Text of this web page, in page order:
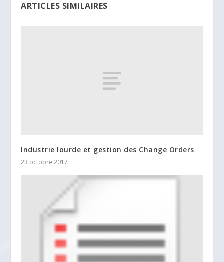
ARTICLES SIMILAIRES
Industrie lourde et gestion des Change Orders
23 octobre 2017